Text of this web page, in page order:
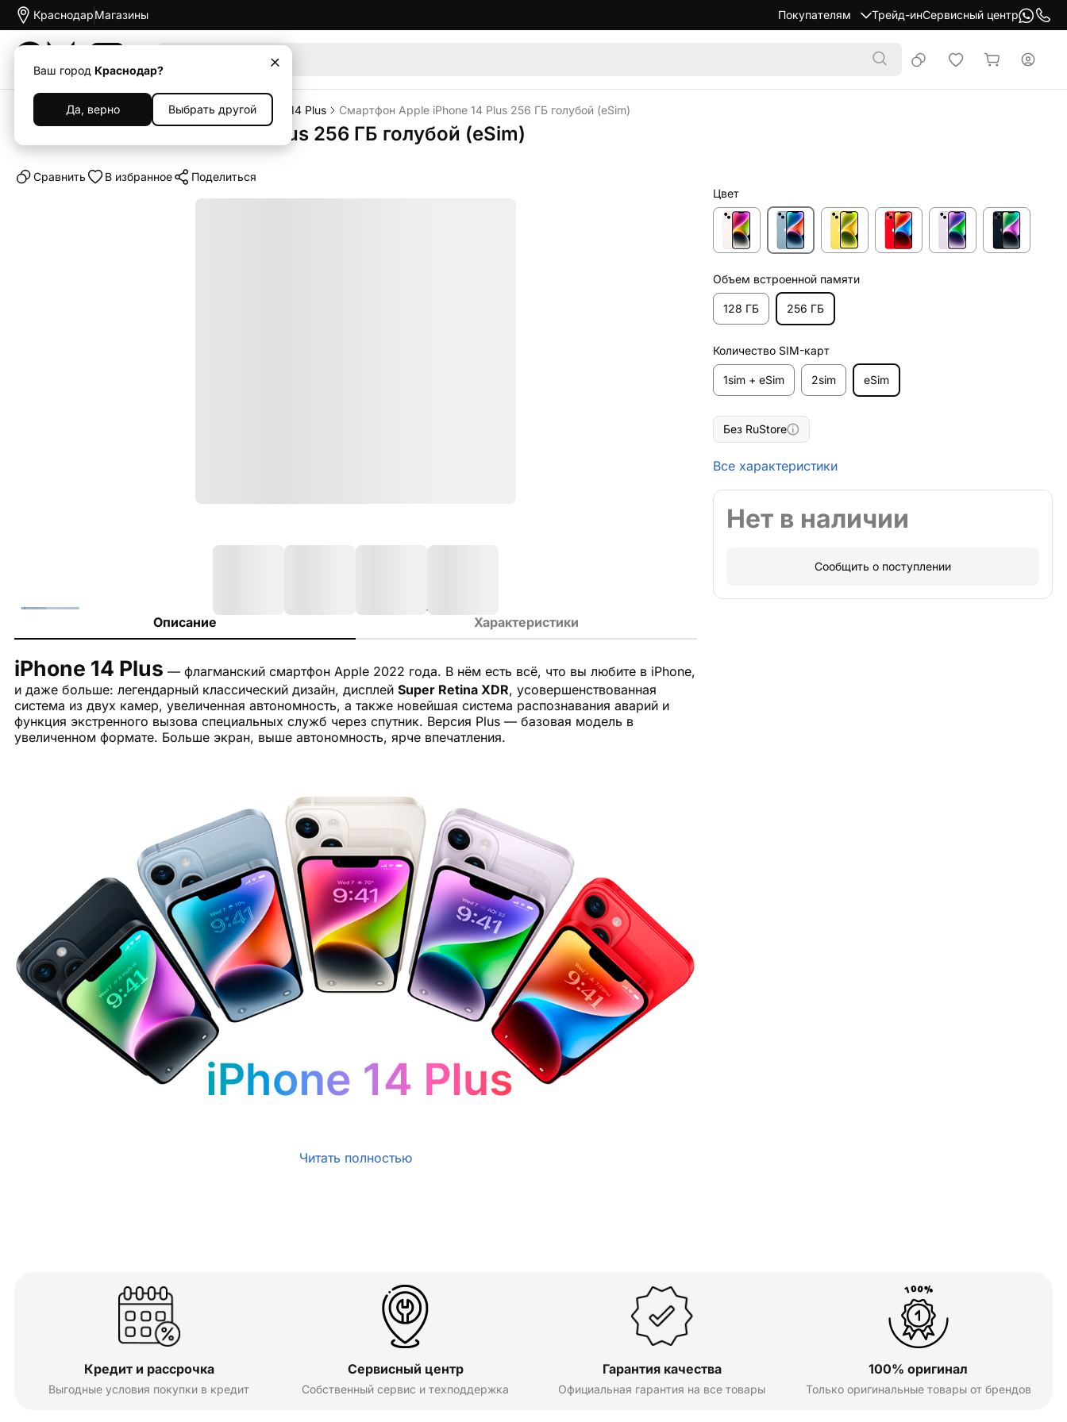
Краснодар
Ваш город Краснодар?
Да, верно Выбрать другой
Магазины Покупателям Трейд-инСервисный центр
Каталог Смартфоны iPhone iPhone 14 Plus Смартфон Apple iPhone 14 Plus 256 ГБ голубой (eSim)
Смартфон Apple iPhone 14 Plus 256 ГБ голубой (eSim)
Cравнить В избранное Поделиться
Описание Характеристики
iPhone 14 Plus — флагманский смартфон Apple 2022 года. В нём есть всё, что вы любите в iPhone,
и даже больше: легендарный классический дизайн, дисплей Super Retina XDR, усовершенствованная
система из двух камер, увеличенная автономность, а также новейшая система распознавания аварий и
функция экстренного вызова специальных служб через спутник. Версия Plus — базовая модель в
увеличенном формате. Больше экран, выше автономность, ярче впечатления.
Читать полностью
Цвет
Объем встроенной памяти
128 ГБ 256 ГБ
Количество SIM-карт
1sim + eSim 2sim eSim
Без RuStore
Все характеристики
Нет в наличии
Сообщить о поступлении
Кредит и рассрочка
Выгодные условия покупки в кредит
Сервисный центр
Собственный сервис и техподдержка
Гарантия качества
Официальная гарантия на все товары
100% оригинал
Только оригинальные товары от брендов